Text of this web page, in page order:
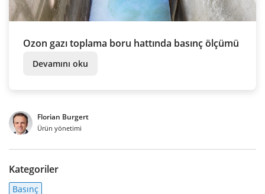
Ozon gazı toplama boru hattında basınç ölçümü
Devamını oku
Florian Burgert
Ürün yönetimi
Kategoriler
Basınç